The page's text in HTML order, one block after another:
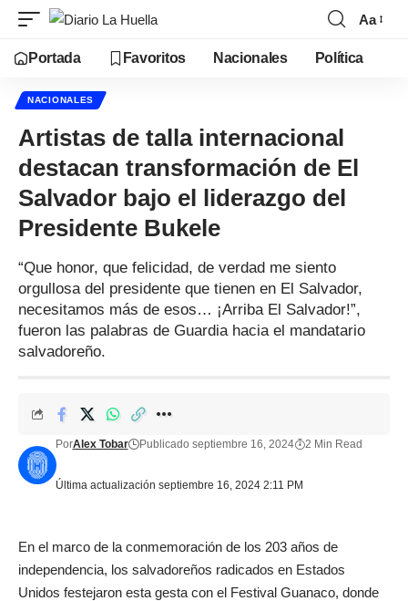
Aa
Portada Favoritos Nacionales Política
NACIONALES
Artistas de talla internacional
destacan transformación de El
Salvador bajo el liderazgo del
Presidente Bukele
“Que honor, que felicidad, de verdad me siento
orgullosa del presidente que tienen en El Salvador,
necesitamos más de esos… ¡Arriba El Salvador!”,
fueron las palabras de Guardia hacia el mandatario
salvadoreño.
Última actualización septiembre 16, 2024 2:11 PM
PorAlex Tobar Publicado septiembre 16, 2024 2 Min Read
En el marco de la conmemoración de los 203 años de
independencia, los salvadoreños radicados en Estados
Unidos festejaron esta gesta con el Festival Guanaco, donde